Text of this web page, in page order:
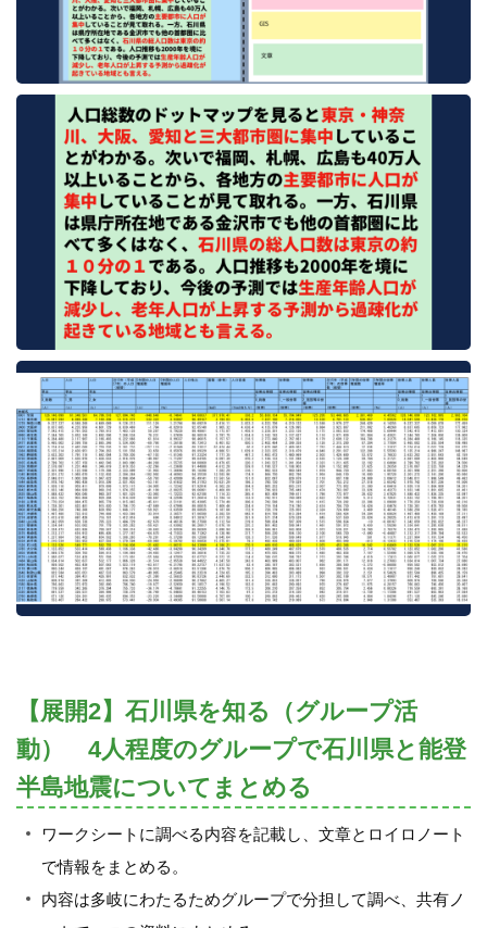
【展開2】石川県を知る（グループ活
動） 4人程度のグループで石川県と能登
半島地震についてまとめる
ワークシートに調べる内容を記載し、文章とロイロノート
で情報をまとめる。
内容は多岐にわたるためグループで分担して調べ、共有ノ